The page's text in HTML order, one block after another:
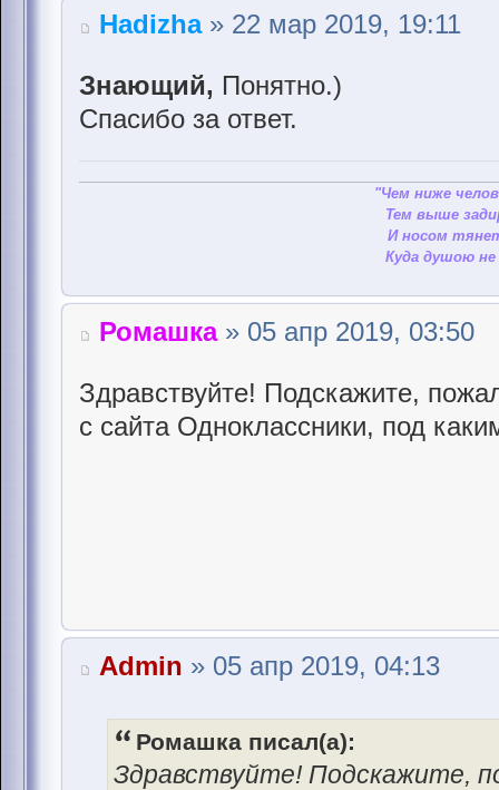
Hadizha» 22 мар 2019, 19:11
Знающий, Понятно.)
Спасибо за ответ.
"Чем ниже
Тем выше
И носом
Куда душою
Ромашка» 05 апр 2019, 03:50
Здравствуйте! Подскажите,
с сайта Одноклассники, под
Admin » 05 апр 2019, 04:13
Ромашка писал(а):
Здравствуйте! Подскажите,